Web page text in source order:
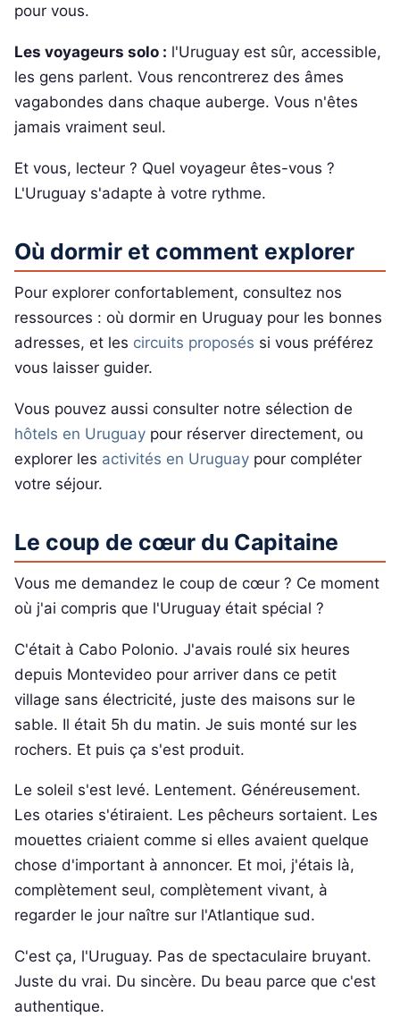
pour vous.
Les voyageurs solo : l'Uruguay est sûr, accessible,
les gens parlent. Vous rencontrerez des âmes
vagabondes dans chaque auberge. Vous n'êtes
jamais vraiment seul.
Et vous, lecteur ? Quel voyageur êtes-vous ?
L'Uruguay s'adapte à votre rythme.
Où dormir et comment explorer
Pour explorer confortablement, consultez nos
ressources : où dormir en Uruguay pour les bonnes
adresses, et les circuits proposés si vous préférez
vous laisser guider.
Vous pouvez aussi consulter notre sélection de
hôtels en Uruguay pour réserver directement, ou
explorer les activités en Uruguay pour compléter
votre séjour.
Le coup de cœur du Capitaine
Vous me demandez le coup de cœur ? Ce moment
où j'ai compris que l'Uruguay était spécial ?
C'était à Cabo Polonio. J'avais roulé six heures
depuis Montevideo pour arriver dans ce petit
village sans électricité, juste des maisons sur le
sable. Il était 5h du matin. Je suis monté sur les
rochers. Et puis ça s'est produit.
Le soleil s'est levé. Lentement. Généreusement.
Les otaries s'étiraient. Les pêcheurs sortaient. Les
mouettes criaient comme si elles avaient quelque
chose d'important à annoncer. Et moi, j'étais là,
complètement seul, complètement vivant, à
regarder le jour naître sur l'Atlantique sud.
C'est ça, l'Uruguay. Pas de spectaculaire bruyant.
Juste du vrai. Du sincère. Du beau parce que c'est
authentique.